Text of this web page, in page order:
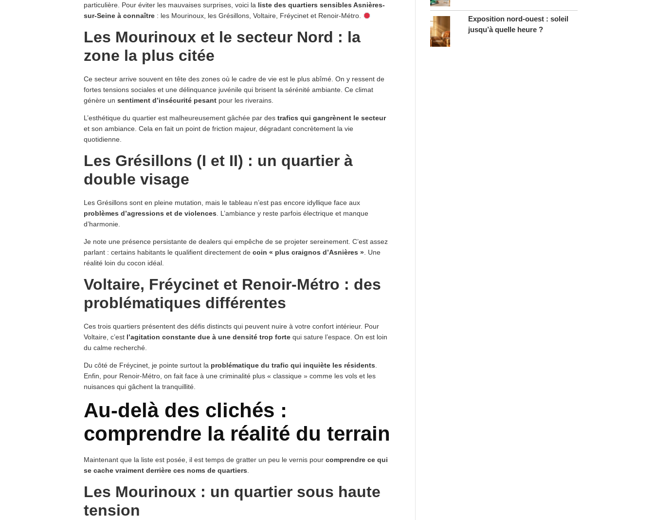
particulière. Pour éviter les mauvaises surprises, voici la liste des quartiers sensibles Asnières-
sur-Seine à connaître : les Mourinoux, les Grésillons, Voltaire, Fréycinet et Renoir-Métro.
Les Mourinoux et le secteur Nord : la
zone la plus citée
Ce secteur arrive souvent en tête des zones où le cadre de vie est le plus abîmé. On y ressent de
fortes tensions sociales et une délinquance juvénile qui brisent la sérénité ambiante. Ce climat
génère un sentiment d’insécurité pesant pour les riverains.
L’esthétique du quartier est malheureusement gâchée par des trafics qui gangrènent le secteur
et son ambiance. Cela en fait un point de friction majeur, dégradant concrètement la vie
quotidienne.
Les Grésillons (I et II) : un quartier à
double visage
Les Grésillons sont en pleine mutation, mais le tableau n’est pas encore idyllique face aux
problèmes d’agressions et de violences. L’ambiance y reste parfois électrique et manque
d’harmonie.
Je note une présence persistante de dealers qui empêche de se projeter sereinement. C’est assez
parlant : certains habitants le qualifient directement de coin « plus craignos d’Asnières ». Une
réalité loin du cocon idéal.
Voltaire, Fréycinet et Renoir-Métro : des
problématiques différentes
Ces trois quartiers présentent des défis distincts qui peuvent nuire à votre confort intérieur. Pour
Voltaire, c’est l’agitation constante due à une densité trop forte qui sature l’espace. On est loin
du calme recherché.
Du côté de Fréycinet, je pointe surtout la problématique du trafic qui inquiète les résidents.
Enfin, pour Renoir-Métro, on fait face à une criminalité plus « classique » comme les vols et les
nuisances qui gâchent la tranquillité.
Au-delà des clichés :
comprendre la réalité du terrain
Maintenant que la liste est posée, il est temps de gratter un peu le vernis pour comprendre ce qui
se cache vraiment derrière ces noms de quartiers.
Les Mourinoux : un quartier sous haute
tension
Exposition nord-ouest : soleil
jusqu’à quelle heure ?